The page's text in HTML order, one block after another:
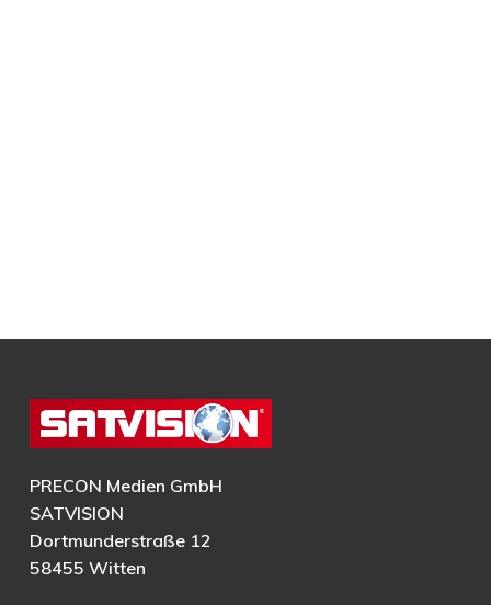
PRECON Medien GmbH
SATVISION
Dortmunderstraße 12
58455 Witten